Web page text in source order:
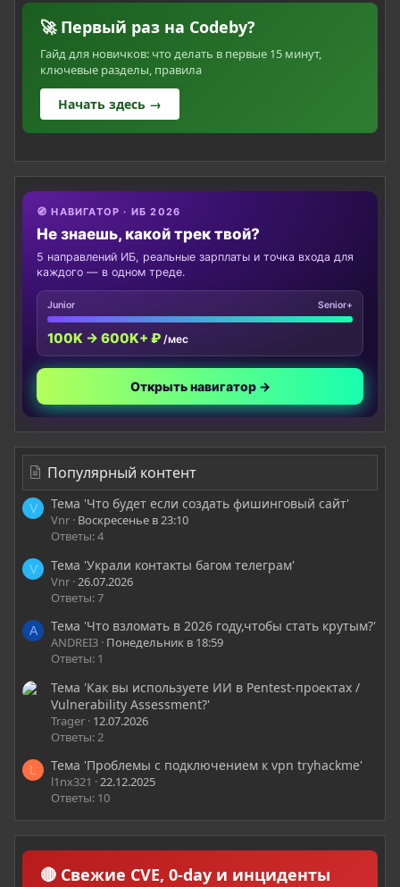
🚀 Первый раз на Codeby?
Гайд для новичков: что делать в первые 15 минут,
ключевые разделы, правила
Начать здесь →
🧭 НАВИГАТОР · ИБ 2026
Не знаешь, какой трек твой?
5 направлений ИБ, реальные зарплаты и точка входа для
каждого — в одном треде.
Junior Senior+
100K → 600K+ ₽ /мес
Открыть навигатор →
Популярный контент
V Тема 'Что будет если создать фишинговый сайт'
Vnr Воскресенье в 23:10
Ответы: 4
V Тема 'Украли контакты багом телеграм'
Vnr 26.07.2026
Ответы: 7
A Тема 'Что взломать в 2026 году,чтобы стать крутым?'
ANDREI3 Понедельник в 18:59
Ответы: 1
Тема 'Как вы используете ИИ в Pentest-проектах /
Vulnerability Assessment?'
Trager 12.07.2026
Ответы: 2
L Тема 'Проблемы с подключением к vpn tryhackme'
l1nx321
22.12.2025
Ответы: 10
🔴 Свежие CVE, 0-day и инциденты